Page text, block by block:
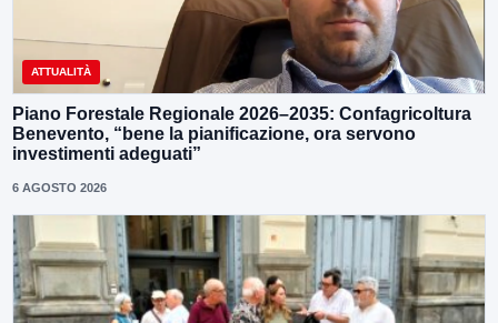
ATTUALITÀ
Piano Forestale Regionale 2026–2035: Confagricoltura
Benevento, “bene la pianificazione, ora servono
investimenti adeguati”
6 AGOSTO 2026